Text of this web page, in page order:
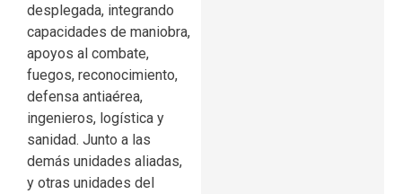
desplegada, integrando
capacidades de maniobra,
apoyos al combate,
fuegos, reconocimiento,
defensa antiaérea,
ingenieros, logística y
sanidad. Junto a las
demás unidades aliadas,
y otras unidades del